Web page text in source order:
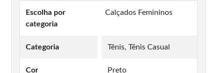
Escolha por
categoria
Calçados Femininos
Categoria Tênis, Tênis Casual
Cor Preto